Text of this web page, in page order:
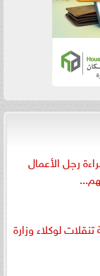
رجل الأعمال
لوكلاء وزارة